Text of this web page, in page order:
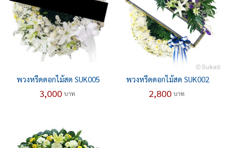
พวงหรีดดอกไม้สด SUK005
3,000 บาท
พวงหรีดดอกไม้สด SUK002
2,800 บาท